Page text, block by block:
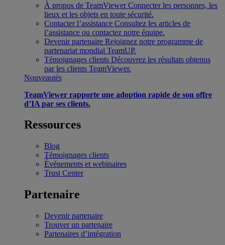
À propos de TeamViewer Connecter les personnes, les
lieux et les objets en toute sécurité.
Contacter l’assistance Consultez les articles de
l’assistance ou contactez notre équipe.
Devenir partenaire Rejoignez notre programme de
partenariat mondial TeamUP.
Témoignages clients Découvrez les résultats obtenus
par les clients TeamViewer.
Nouveautés
TeamViewer rapporte une adoption rapide de son offre
d’IA par ses clients.
Ressources
Blog
Témoignages clients
Événements et webinaires
Trust Center
Partenaire
Devenir partenaire
Trouver un partenaire
Partenaires d’intégration